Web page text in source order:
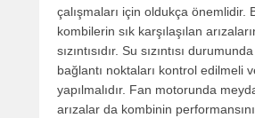
çalışmaları için oldukça önemlidir.
kombilerin sık karşılaşılan
sızıntısıdır. Su sızıntısı
bağlantı noktaları kontrol edilmeli
yapılmalıdır. Fan motorunda
arızalar da kombinin